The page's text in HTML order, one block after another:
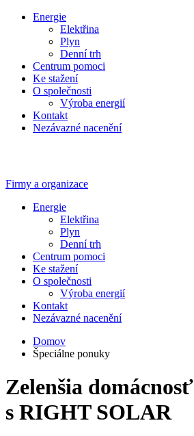
Energie
Elektřina
Plyn
Denní trh
Centrum pomoci
Ke stažení
O společnosti
Výroba energií
Kontakt
Nezávazné nacenění
Firmy a organizace
Energie
Elektřina
Plyn
Denní trh
Centrum pomoci
Ke stažení
O společnosti
Výroba energií
Kontakt
Nezávazné nacenění
Domov
Špeciálne ponuky
Zelenšia domácnosť
s RIGHT SOLAR